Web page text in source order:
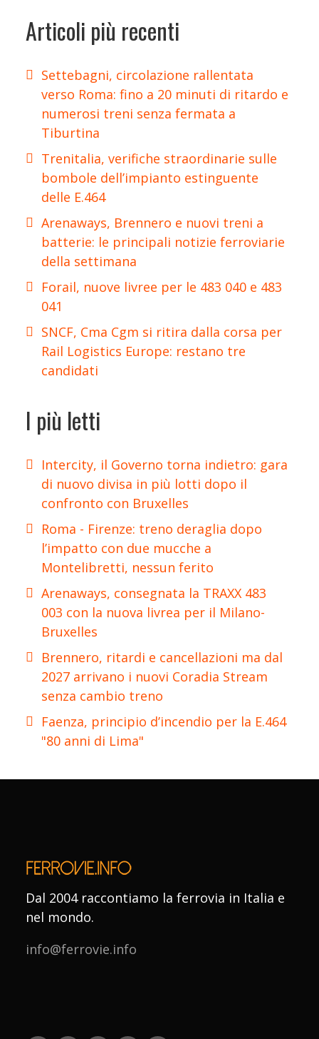
Articoli più recenti
Settebagni, circolazione rallentata
verso Roma: fino a 20 minuti di ritardo e
numerosi treni senza fermata a
Tiburtina
Trenitalia, verifiche straordinarie sulle
bombole dell’impianto estinguente
delle E.464
Arenaways, Brennero e nuovi treni a
batterie: le principali notizie ferroviarie
della settimana
Forail, nuove livree per le 483 040 e 483
041
SNCF, Cma Cgm si ritira dalla corsa per
Rail Logistics Europe: restano tre
candidati
I più letti
Intercity, il Governo torna indietro: gara
di nuovo divisa in più lotti dopo il
confronto con Bruxelles
Roma - Firenze: treno deraglia dopo
l’impatto con due mucche a
Montelibretti, nessun ferito
Arenaways, consegnata la TRAXX 483
003 con la nuova livrea per il Milano-
Bruxelles
Brennero, ritardi e cancellazioni ma dal
2027 arrivano i nuovi Coradia Stream
senza cambio treno
Faenza, principio d’incendio per la E.464
"80 anni di Lima"
Dal 2004 raccontiamo la ferrovia in Italia e
nel mondo.
info@ferrovie.info